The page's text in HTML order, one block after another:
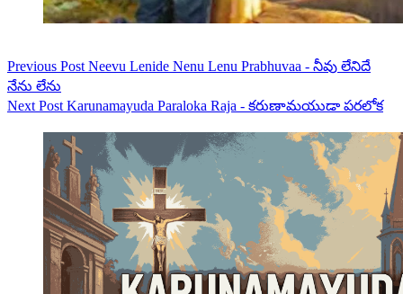
Previous Post Neevu Lenide Nenu Lenu Prabhuvaa - నీవు లేనిదే
నేను లేను
Next Post Karunamayuda Paraloka Raja - కరుణామయుడా పరలోక